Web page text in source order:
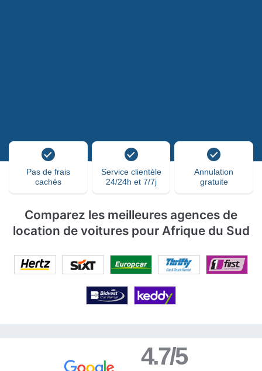
Pas de frais
cachés
Service clientèle
24/24h et 7/7j
Annulation
gratuite
Comparez les meilleures agences de
location de voitures pour Afrique du Sud
4.7/5